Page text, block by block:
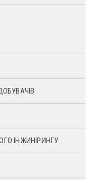
ІНЖИНІРИНГУ